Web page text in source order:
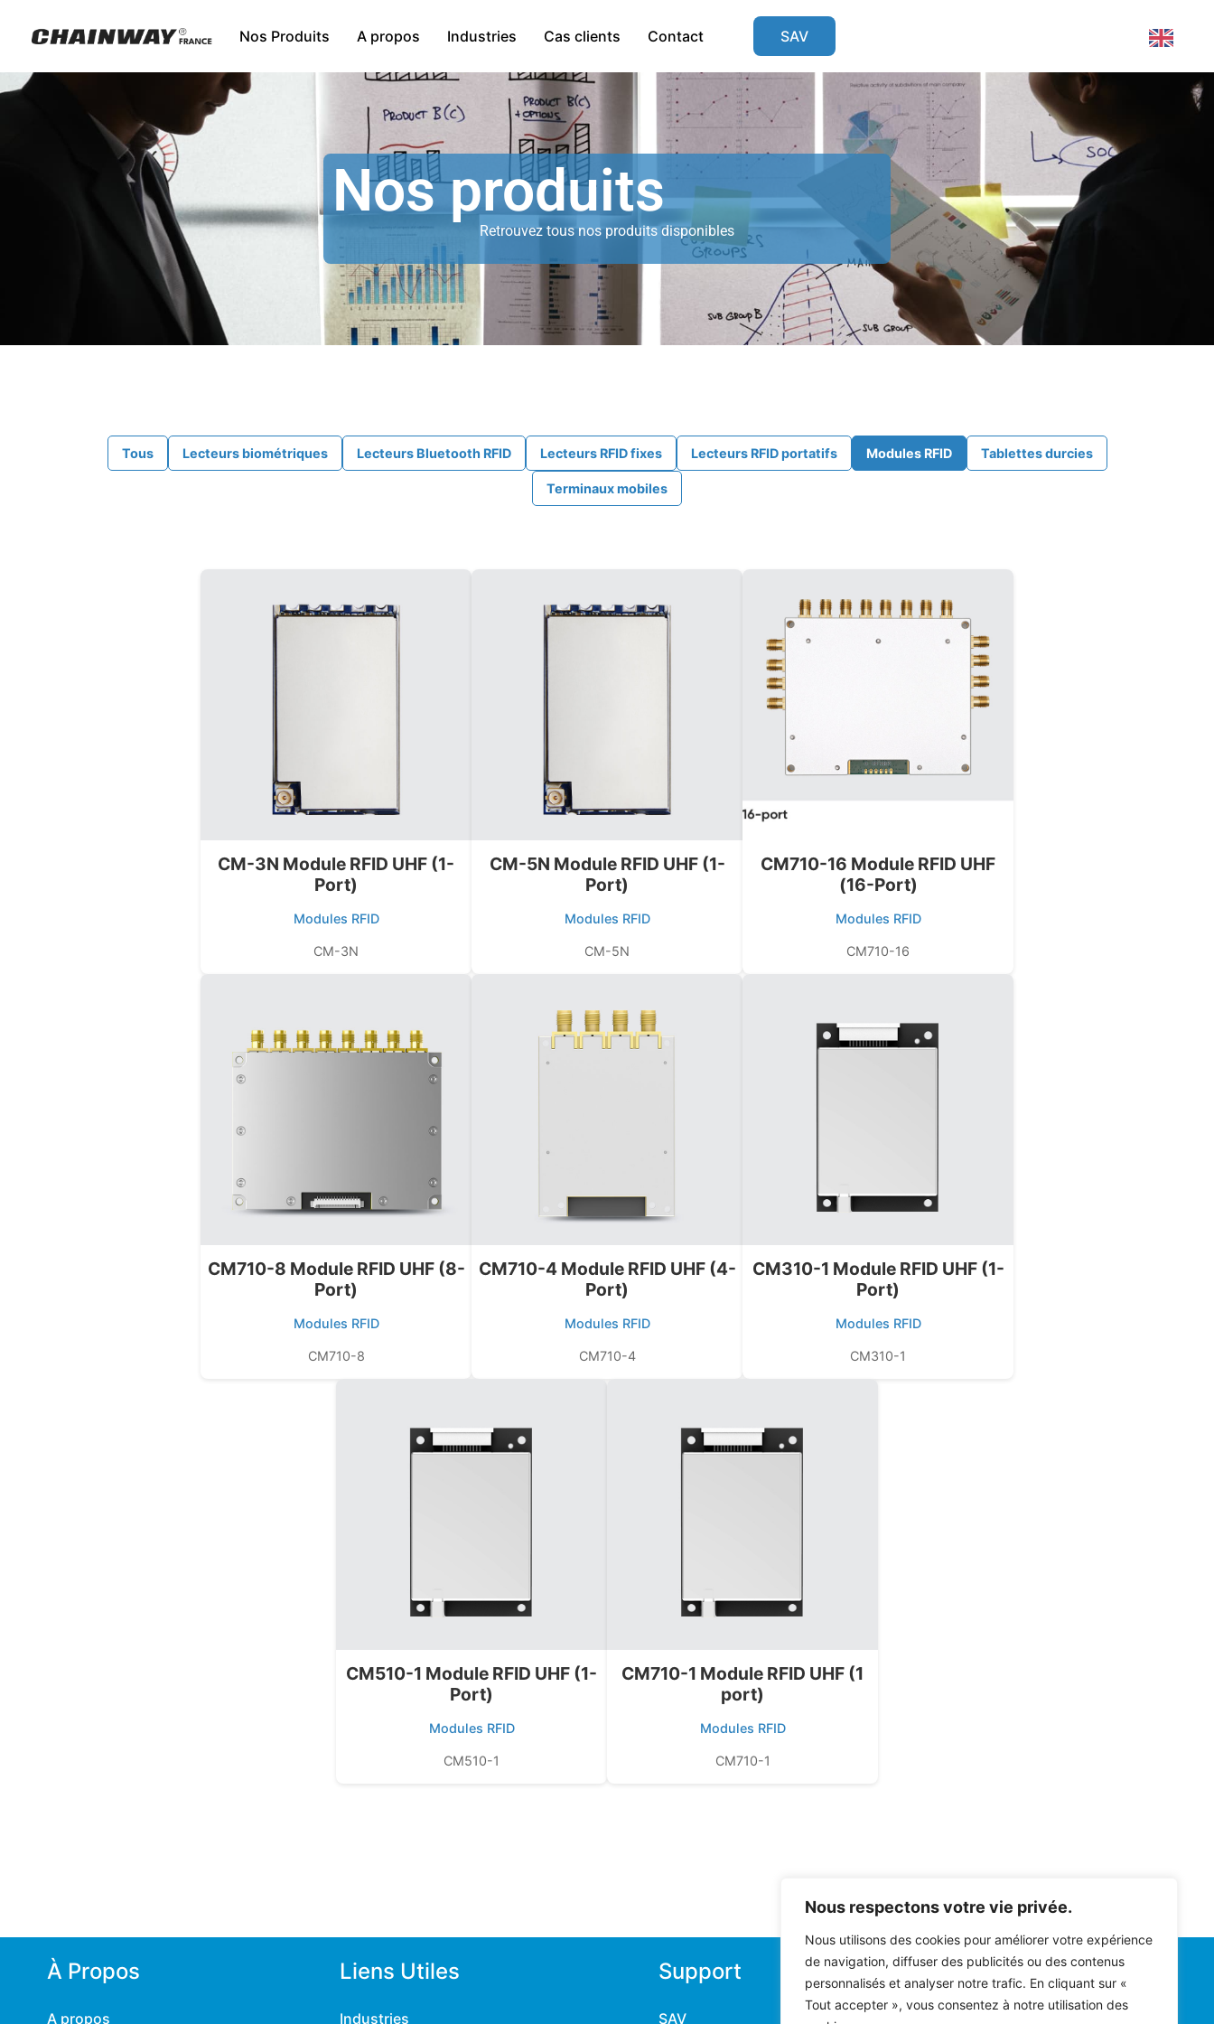
Nous respectons votre vie privée.
Nous utilisons des cookies pour améliorer votre expérience
de navigation, diffuser des publicités ou des contenus
personnalisés et analyser notre trafic. En cliquant sur «
Tout accepter », vous consentez à notre utilisation des
Nos Produits A propos Industries Cas clients Contact SAV
Nos produits
Retrouvez tous nos produits disponibles
Tous Lecteurs biométriques Lecteurs Bluetooth RFID Lecteurs RFID fixes Lecteurs RFID portatifs Modules RFID Tablettes durcies
Terminaux mobiles
CM-3N Module RFID UHF (1-
Port)
Modules RFID
CM-3N
CM-5N Module RFID UHF (1-
Port)
Modules RFID
CM-5N
CM710-16 Module RFID UHF
(16-Port)
Modules RFID
CM710-16
CM710-8 Module RFID UHF (8-
Port)
Modules RFID
CM710-8
CM710-4 Module RFID UHF (4-
Port)
Modules RFID
CM710-4
CM310-1 Module RFID UHF (1-
Port)
Modules RFID
CM310-1
CM510-1 Module RFID UHF (1-
Port)
Modules RFID
CM510-1
CM710-1 Module RFID UHF (1
port)
Modules RFID
CM710-1
À Propos
A propos
Liens Utiles
Industries
Support
SAV
Infos
Zone d'activités Europarc